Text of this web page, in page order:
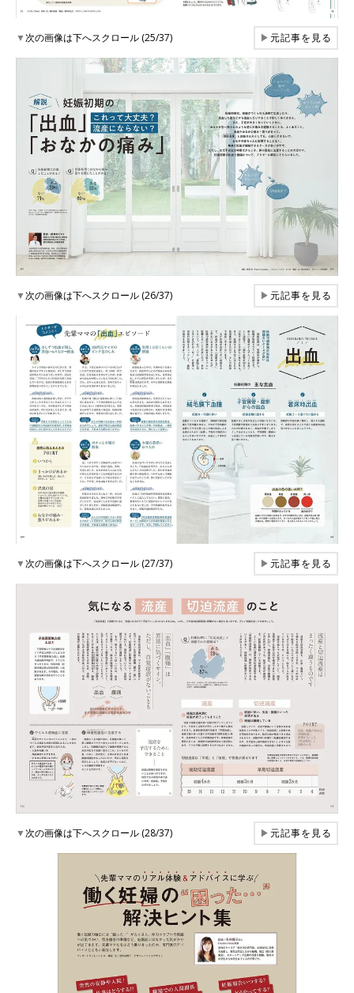
▼次の画像は下へスクロール (25/37) ▶元記事を見る
▼次の画像は下へスクロール (26/37) ▶元記事を見る
▼次の画像は下へスクロール (27/37) ▶元記事を見る
▼次の画像は下へスクロール (28/37) ▶元記事を見る